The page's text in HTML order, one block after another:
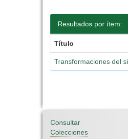
Resultados por ítem:
Título
Transformaciones del
Consultar
Colecciones